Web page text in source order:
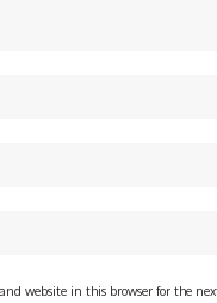
website in this browser for the